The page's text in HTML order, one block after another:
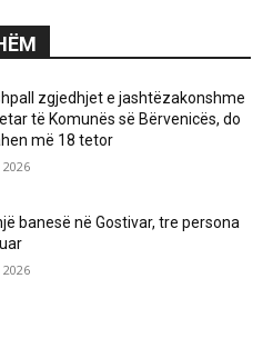
zgjedhjet e jashtëzakonshme
të Komunës së Bërvenicës, do
më 18 tetor
banesë në Gostivar, tre persona